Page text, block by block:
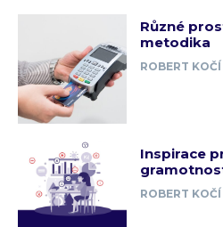
Různé
metodika
ROBERT KOČÍ
Inspirace
ROBERT KOČÍ